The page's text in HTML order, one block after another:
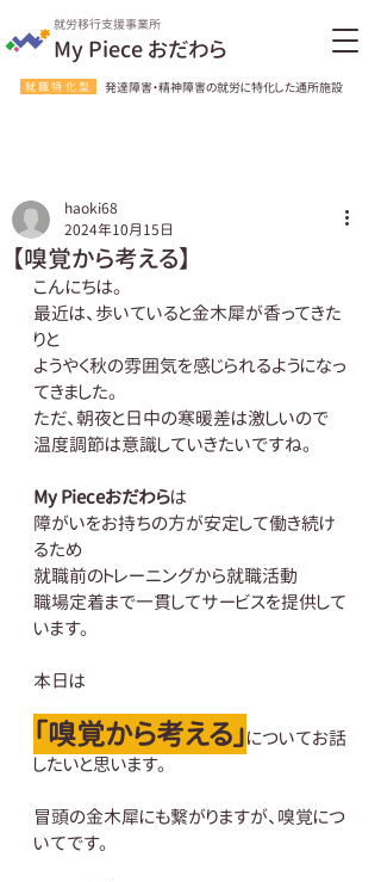
就労移行支援事業所
My Piece おだわら
就職特化型 発達障害・精神障害の就労に特化した通所施設
【嗅覚から考える】
haoki68
2024年10月15日
こんにちは。
最近は、歩いていると金木犀が香ってきた
りと
ようやく秋の雰囲気を感じられるようになっ
てきました。
ただ、朝夜と日中の寒暖差は激しいので
温度調節は意識していきたいですね。
My Pieceおだわらは
障がいをお持ちの方が安定して働き続け
るため
就職前のトレーニングから就職活動
職場定着まで一貫してサービスを提供して
います。
本日は
「嗅覚から考える」についてお話
したいと思います。
冒頭の金木犀にも繋がりますが、嗅覚につ
いてです。